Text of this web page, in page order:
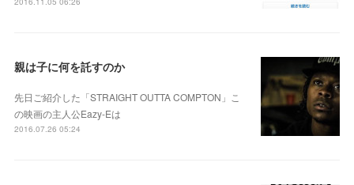
親は子に何を託すのか
先日ご紹介した「STRAIGHT OUTTA COMPTON」こ
の映画の主人公Eazy-Eは
2016.07.26 05:24